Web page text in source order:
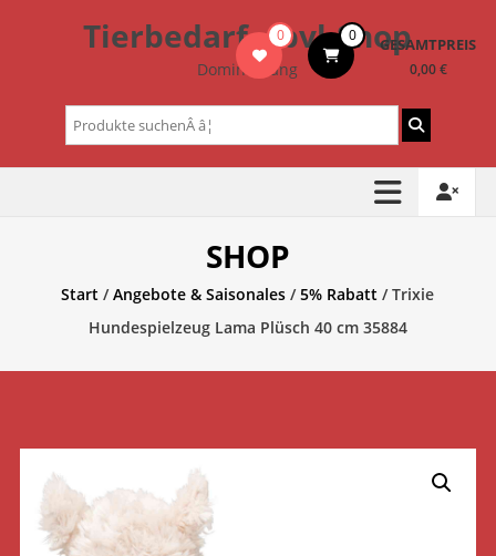
Tierbedarf – bvl-Shop
Dominik Lang
0 0 GESAMTPREIS
0,00 €
Suchen
nach:
SHOP
Start /Angebote & Saisonales /5% Rabatt / Trixie
Hundespielzeug Lama Plüsch 40 cm 35884